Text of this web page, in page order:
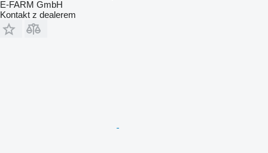
E-FARM GmbH
Kontakt z dealerem